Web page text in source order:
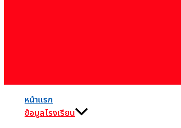
หน้าแรก
ข้อมูลโรงเรียน